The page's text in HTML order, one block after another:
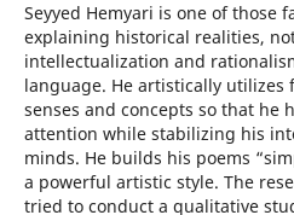
Seyyed Hemyari is one of those
explaining historical realities,
intellectualization and
language. He artistically
senses and concepts so that he
attention while stabilizing his
minds. He builds his poems
a powerful artistic style. The
tried to conduct a qualitative